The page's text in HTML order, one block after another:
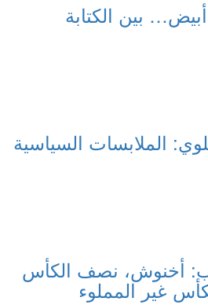
بين الكتابة
الملابسات السياسية
أخنوش، نصف الكأس
غير المملوء